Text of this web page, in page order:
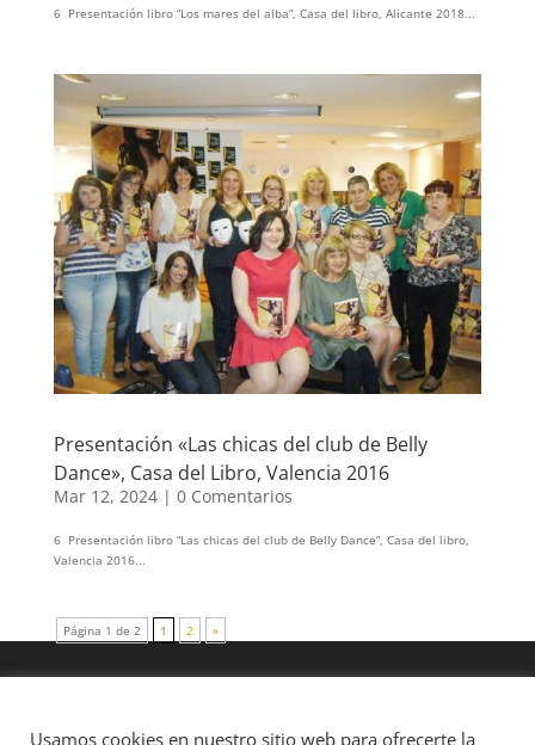
6 Presentación libro “Los mares del alba”, Casa del libro, Alicante 2018...
Presentación «Las chicas del club de Belly
Dance», Casa del Libro, Valencia 2016
Mar 12, 2024| 0 Comentarios
6 Presentación libro “Las chicas del club de Belly Dance”, Casa del libro,
Valencia 2016...
Página 1 de 2 1 2 »
Usamos cookies en nuestro sitio web para ofrecerte la